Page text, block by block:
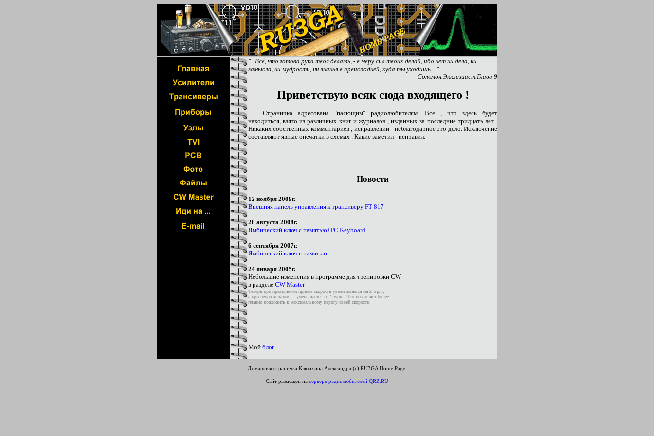
.
"...Всё, что готова рука твоя делать, - в меру сил твоих делай, ибо нет ни дела, ни
замысла, ни мудрости, ни знанья в преисподней, куда ты уходишь...."
Соломон.Экклезиаст.Глава 9
Приветствую всяк сюда входящего !
Страничка адресована "паяющим" радиолюбителям. Все , что здесь будет
находиться, взято из различных книг и журналов , изданных за последние тридцать лет .
Никаких собственных комментариев , исправлений - неблагодарное это дело. Исключение
составляют явные опечатки в схемах . Какие заметил - исправил.
Новости
12 ноября 2009г.
Внешняя панель управления к трансиверу FT-817
28 августа 2008г.
Ямбический ключ с памятью+PC Keyboard
6 сентября 2007г.
Ямбический ключ с памятью
24 января 2005г.
Небольшие изменения в программе для тренировки CW
в разделе CW Master
Теперь при правильном приеме скорость увеличивается на 2 wpm,
а при неправильном --- уменьшается на 1 wpm. Что позволяет более
плавно подходить к максимальному порогу своей скорости.
Мой блог
Домашняя страничка Клюихина Александра (c) RU3GA Home Page.
Сайт размещен на сервере радиолюбителей QRZ.RU